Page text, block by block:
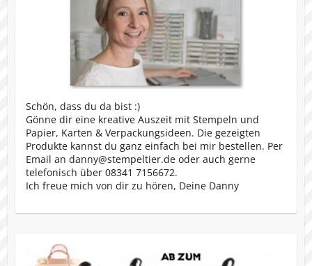
Schön, dass du da bist :)
Gönne dir eine kreative Auszeit mit Stempeln und
Papier, Karten & Verpackungsideen. Die gezeigten
Produkte kannst du ganz einfach bei mir bestellen. Per
Email an danny@stempeltier.de oder auch gerne
telefonisch über 08341 7156672.
Ich freue mich von dir zu hören, Deine Danny